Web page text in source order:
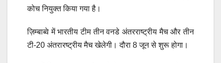
कोच नियुक्त किया गया है।
ज़िम्बाब्वे में भारतीय टीम तीन वनडे अंतरराष्ट्रीय मैच और तीन
टी-20 अंतरारष्ट्रीय मैच खेलेगी। दौरा 8 जून से शुरू होगा।